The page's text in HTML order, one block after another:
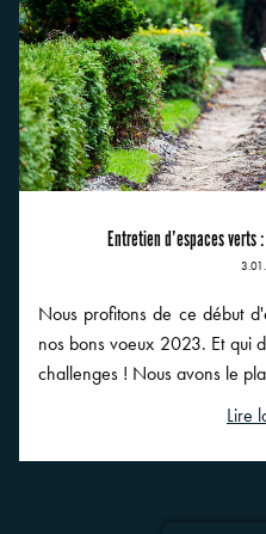
Entretien d’espaces verts
Nous profitons de ce début
nos bons voeux 2023. Et qui
challenges ! Nous avons le
Lire